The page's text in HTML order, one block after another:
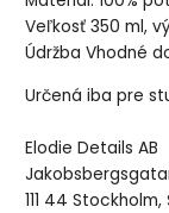
Veľkosť 350 ml,
Údržba Vhodné
Určená iba pre
Elodie Details AB
111 44